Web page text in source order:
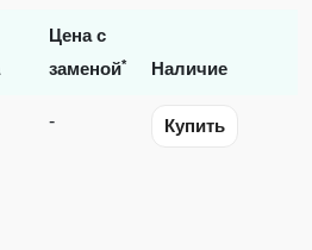
Цена с
заменой* Наличие
- Купить